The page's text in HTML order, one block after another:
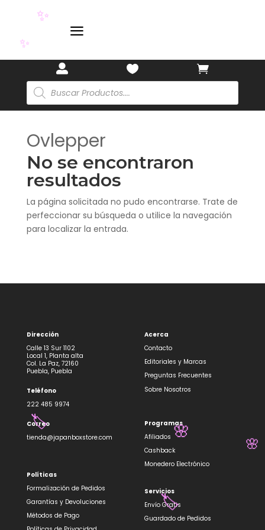
a
 

Búsqueda
de
productos
Ovlepper
No se encontraron
resultados
La página solicitada no pudo encontrarse. Trate de
perfeccionar su búsqueda o utilice la navegación
para localizar la entrada.
Dirección
Calle 13 Sur 1102
Local 1, Planta alta
Col. La Paz, 72160
Puebla, Puebla
Teléfono
222 485 9974
Correo
tienda@japanboxstore.com
Políticas
Formalización de Pedidos
Garantías y Devoluciones
Métodos de Pago
Acerca
Contacto
Editoriales y Marcas
Preguntas Frecuentes
Sobre Nosotros
Programas
Afiliados
Cashback
Monedero Electrónico
Servicios
Envío Gratis
Guardado de Pedidos
🏷️
✨
🏷️ 🌸
🌸